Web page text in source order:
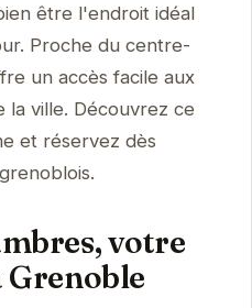
être l'endroit idéal
Proche du centre-
un accès facile aux
la ville. Découvrez ce
et réservez dès
votre
Grenoble